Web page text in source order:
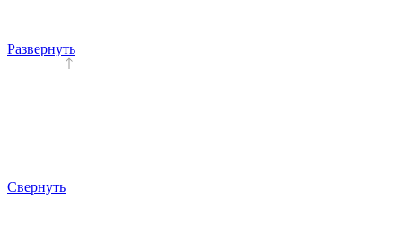
Развернуть
Свернуть